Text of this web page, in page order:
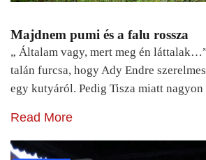
Majdnem pumi és a falu rossza
„ Általam vagy, mert meg én
talán furcsa, hogy Ady Endre
egy kutyáról. Pedig Tisza miatt
Read More